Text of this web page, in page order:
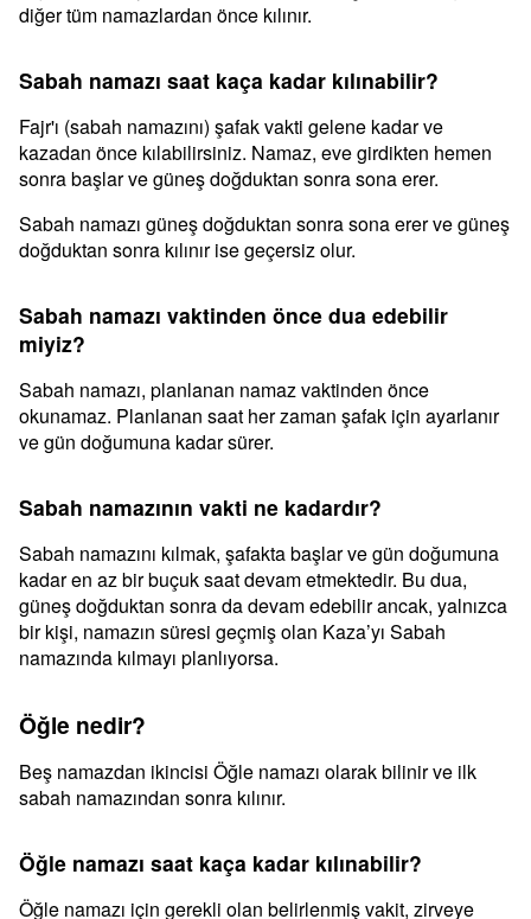
diğer tüm namazlardan önce kılınır.
Sabah namazı saat kaça kadar kılınabilir?
Fajr'ı (sabah namazını) şafak vakti gelene kadar ve
kazadan önce kılabilirsiniz. Namaz, eve girdikten hemen
sonra başlar ve güneş doğduktan sonra sona erer.
Sabah namazı güneş doğduktan sonra sona erer ve güneş
doğduktan sonra kılınır ise geçersiz olur.
Sabah namazı vaktinden önce dua edebilir
miyiz?
Sabah namazı, planlanan namaz vaktinden önce
okunamaz. Planlanan saat her zaman şafak için ayarlanır
ve gün doğumuna kadar sürer.
Sabah namazının vakti ne kadardır?
Sabah namazını kılmak, şafakta başlar ve gün doğumuna
kadar en az bir buçuk saat devam etmektedir. Bu dua,
güneş doğduktan sonra da devam edebilir ancak, yalnızca
bir kişi, namazın süresi geçmiş olan Kaza’yı Sabah
namazında kılmayı planlıyorsa.
Öğle nedir?
Beş namazdan ikincisi Öğle namazı olarak bilinir ve ilk
sabah namazından sonra kılınır.
Öğle namazı saat kaça kadar kılınabilir?
Öğle namazı için gerekli olan belirlenmiş vakit, zirveye